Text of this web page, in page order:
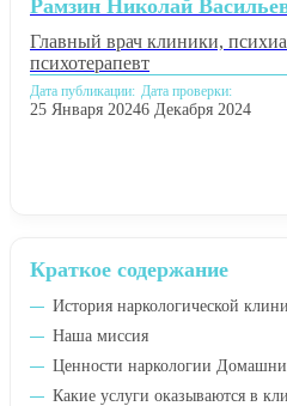
Краткое содержание
История наркологической
Наша миссия
Ценности наркологии
Какие услуги оказываются в
Рамзин Николай
Главный врач клиники,
психотерапевт
Дата публикации:
25 Января 2024
Дата проверки:
6 Декабря 2024